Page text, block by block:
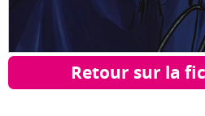
Retour sur la